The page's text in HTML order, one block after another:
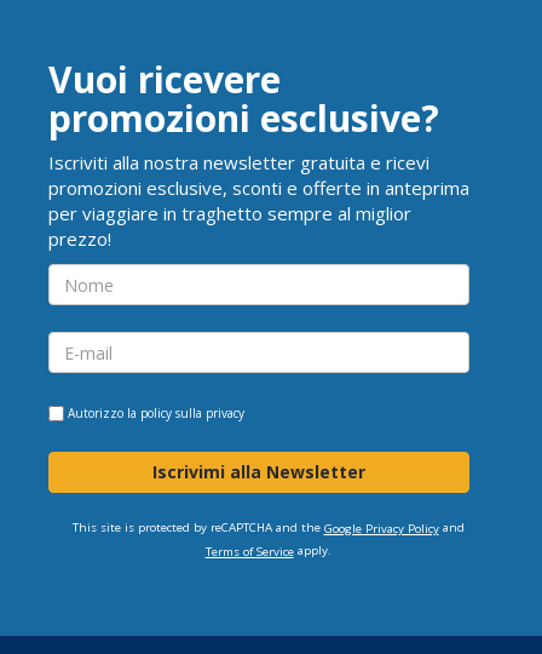
Vuoi ricevere
promozioni esclusive?
Iscriviti alla nostra newsletter gratuita e ricevi
promozioni esclusive, sconti e offerte in anteprima
per viaggiare in traghetto sempre al miglior
prezzo!
Autorizzo la policy sulla privacy
Iscrivimi alla Newsletter
This site is protected by reCAPTCHA and the Google Privacy Policyand
Terms of Serviceapply.